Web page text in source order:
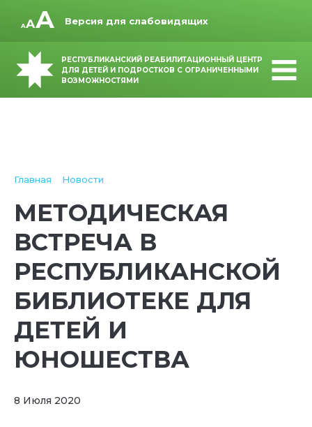
Версия для слабовидящих
РЕСПУБЛИКАНСКИЙ РЕАБИЛИТАЦИОННЫЙ ЦЕНТР
ДЛЯ ДЕТЕЙ И ПОДРОСТКОВ С ОГРАНИЧЕННЫМИ
ВОЗМОЖНОСТЯМИ
Главная Новости
МЕТОДИЧЕСКАЯ
ВСТРЕЧА В
РЕСПУБЛИКАНСКОЙ
БИБЛИОТЕКЕ ДЛЯ
ДЕТЕЙ И
ЮНОШЕСТВА
8 Июля 2020